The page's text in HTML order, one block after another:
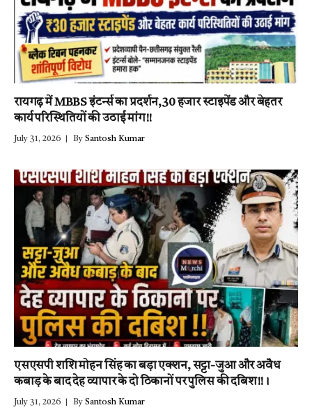
रायगढ़ में MBBS इंटर्न्स का प्रदर्शन,30 हजार स्टाइपेंड और बेहतर
कार्य परिस्थितियों की उठाई मांग!!
July 31, 2026 By Santosh Kumar
एसएसपी शशि मोहन सिंह का बड़ा एक्शन, सट्टा-जुआ और अवैध
कबाड़ के बाद देह व्यापार के दो ठिकानों पर पुलिस की दबिश!!।
July 31, 2026 By Santosh Kumar